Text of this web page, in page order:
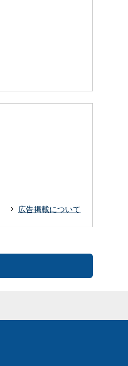
広告掲載について